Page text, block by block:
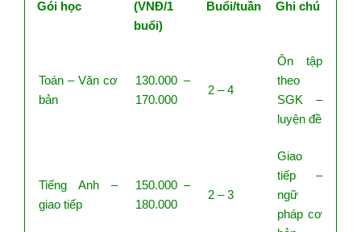
Gói học
(VNĐ/1
buổi)
Buổi/tuần Ghi chú
Toán – Văn cơ
bản
130.000 –
170.000
2 – 4
Ôn tập
theo
SGK –
luyện đề
Tiếng Anh –
giao tiếp
150.000 –
180.000
2 – 3
Giao
tiếp –
ngữ
pháp cơ